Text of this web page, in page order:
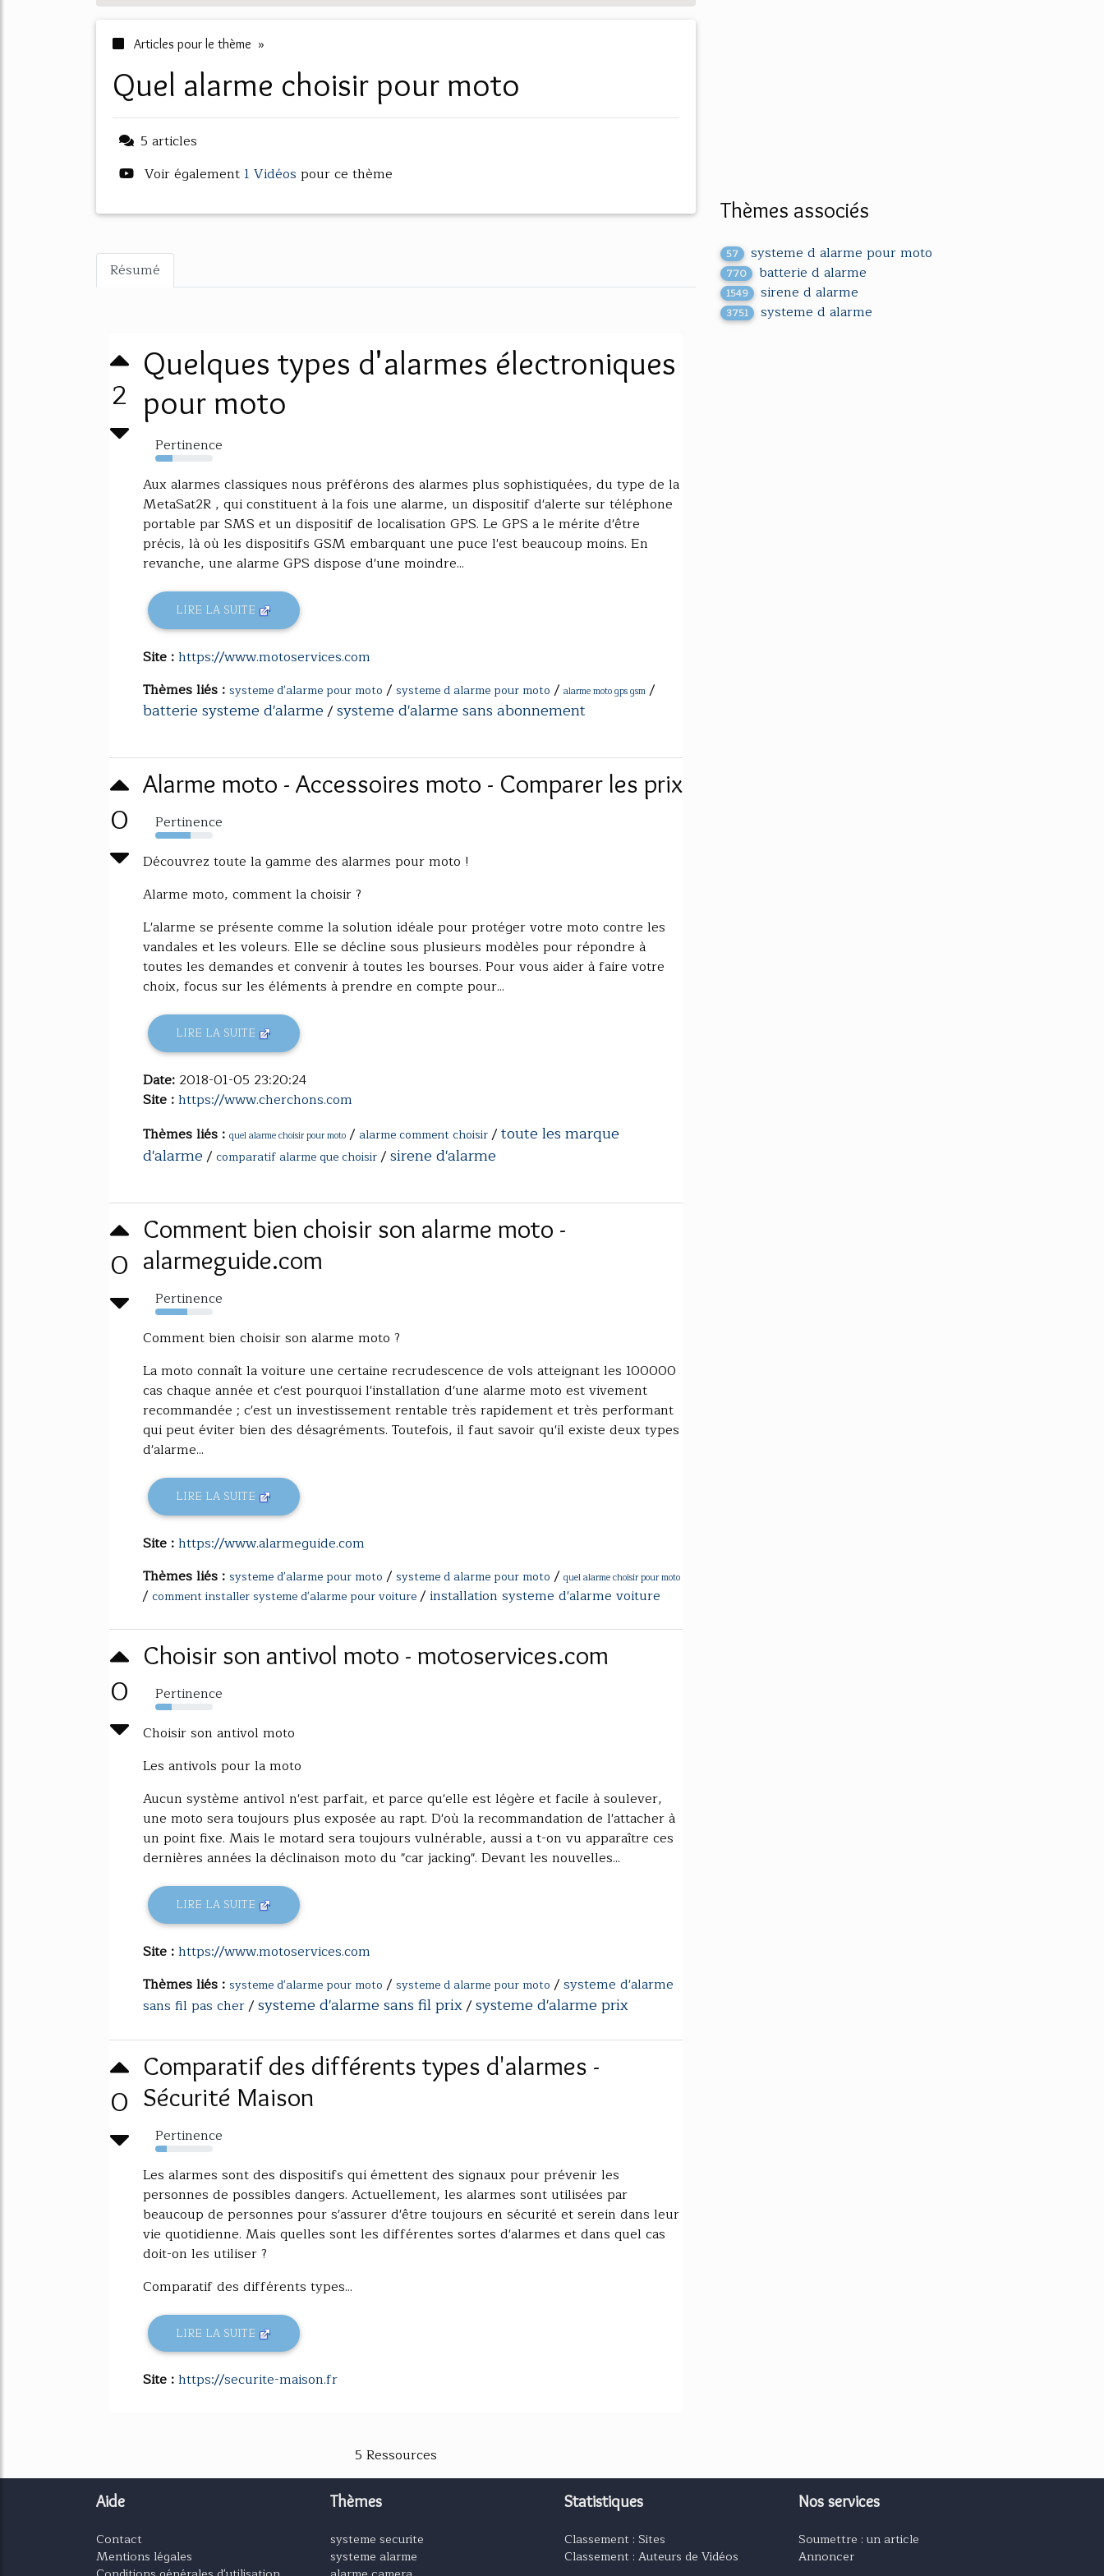
Articles pour le thème »
quel alarme choisir pour moto
5 articles
Voir également 1 Vidéos pour ce thème
Résumé
2
Quelques types d'alarmes électroniques
pour moto
Pertinence
30%
Aux alarmes classiques nous préférons des alarmes plus sophistiquées, du type de la
MetaSat2R , qui constituent à la fois une alarme, un dispositif d'alerte sur téléphone
portable par SMS et un dispositif de localisation GPS. Le GPS a le mérite d'être
précis, là où les dispositifs GSM embarquant une puce l'est beaucoup moins. En
revanche, une alarme GPS dispose d'une moindre...
LIRE LA SUITE
Site :https://www.motoservices.com
Thèmes liés : systeme d'alarme pour moto / systeme d alarme pour moto / alarme moto gps gsm /
batterie systeme d'alarme/systeme d'alarme sans abonnement
0
Alarme moto - Accessoires moto - Comparer les prix
Pertinence
62%
Découvrez toute la gamme des alarmes pour moto !
Alarme moto, comment la choisir ?
L'alarme se présente comme la solution idéale pour protéger votre moto contre les
vandales et les voleurs. Elle se décline sous plusieurs modèles pour répondre à
toutes les demandes et convenir à toutes les bourses. Pour vous aider à faire votre
choix, focus sur les éléments à prendre en compte pour...
LIRE LA SUITE
Date: 2018-01-05 23:20:24
Site :https://www.cherchons.com
Thèmes liés : quel alarme choisir pour moto / alarme comment choisir/toute les marque
d'alarme/ comparatif alarme que choisir/sirene d'alarme
0
Comment bien choisir son alarme moto -
alarmeguide.com
Pertinence
55%
Comment bien choisir son alarme moto ?
La moto connaît la voiture une certaine recrudescence de vols atteignant les 100000
cas chaque année et c'est pourquoi l'installation d'une alarme moto est vivement
recommandée ; c'est un investissement rentable très rapidement et très performant
qui peut éviter bien des désagréments. Toutefois, il faut savoir qu'il existe deux types
d'alarme...
LIRE LA SUITE
Site :https://www.alarmeguide.com
Thèmes liés : systeme d'alarme pour moto / systeme d alarme pour moto / quel alarme choisir pour moto
/ comment installer systeme d'alarme pour voiture/installation systeme d'alarme voiture
0
Choisir son antivol moto - motoservices.com
Pertinence
28%
Choisir son antivol moto
Les antivols pour la moto
Aucun système antivol n'est parfait, et parce qu'elle est légère et facile à soulever,
une moto sera toujours plus exposée au rapt. D'où la recommandation de l'attacher à
un point fixe. Mais le motard sera toujours vulnérable, aussi a t-on vu apparaître ces
dernières années la déclinaison moto du "car jacking". Devant les nouvelles...
LIRE LA SUITE
Site :https://www.motoservices.com
Thèmes liés : systeme d'alarme pour moto / systeme d alarme pour moto /systeme d'alarme
sans fil pas cher/systeme d'alarme sans fil prix/systeme d'alarme prix
0
Comparatif des différents types d'alarmes -
Sécurité Maison
Pertinence
20%
Les alarmes sont des dispositifs qui émettent des signaux pour prévenir les
personnes de possibles dangers. Actuellement, les alarmes sont utilisées par
beaucoup de personnes pour s'assurer d'être toujours en sécurité et serein dans leur
vie quotidienne. Mais quelles sont les différentes sortes d'alarmes et dans quel cas
doit-on les utiliser ?
Comparatif des différents types...
LIRE LA SUITE
Site :https://securite-maison.fr
5 Ressources
Thèmes associés
57 systeme d alarme pour moto
770 batterie d alarme
1549 sirene d alarme
3751 systeme d alarme
Aide
Contact
Mentions légales
Thèmes
systeme securite
systeme alarme
Statistiques
Classement : Sites
Classement : Auteurs de Vidéos
Nos services
Soumettre : un article
Annoncer